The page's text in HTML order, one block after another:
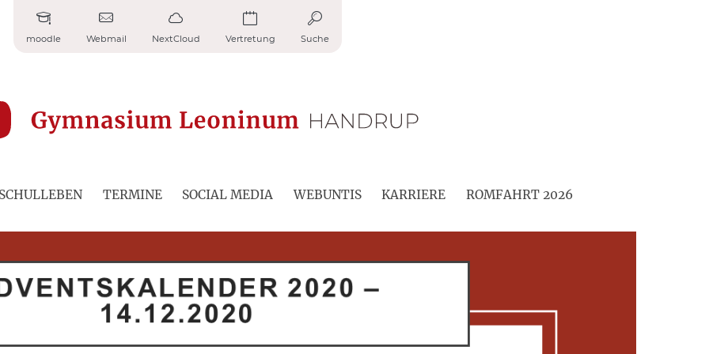
moodle Webmail NextCloud Vertretung Suche
SCHULLEBEN TERMINE SOCIAL MEDIA WEBUNTIS KARRIERE ROMFAHRT 2026